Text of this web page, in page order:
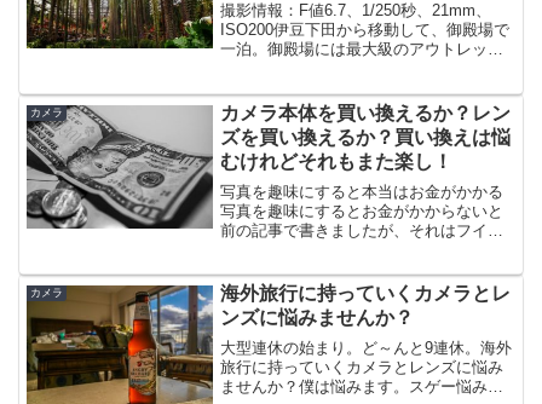
撮影情報：F値6.7、1/250秒、21mm、
ISO200伊豆下田から移動して、御殿場で
一泊。御殿場には最大級のアウトレット
に行くことにしました。御殿場からは、
富士山をぐ...
カメラ
カメラ本体を買い換えるか？レン
ズを買い換えるか？買い換えは悩
むけれどそれもまた楽し！
写真を趣味にすると本当はお金がかかる
写真を趣味にするとお金がかからないと
前の記事で書きましたが、それはフイル
ト代などがデジタルの場合はかかりませ
んよということ。初期投...
カメラ
海外旅行に持っていくカメラとレ
ンズに悩みませんか？
大型連休の始まり。ど～んと9連休。海外
旅行に持っていくカメラとレンズに悩み
ませんか？僕は悩みます。スゲー悩みま